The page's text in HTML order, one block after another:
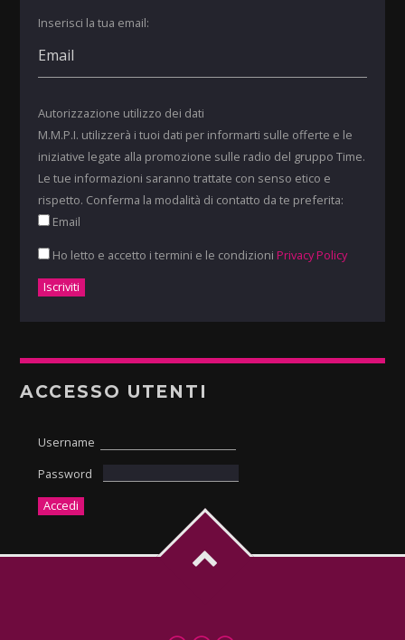
Inserisci la tua email:
Autorizzazione utilizzo dei dati
M.M.P.I. utilizzerà i tuoi dati per informarti sulle offerte e le
iniziative legate alla promozione sulle radio del gruppo Time.
Le tue informazioni saranno trattate con senso etico e
rispetto. Conferma la modalità di contatto da te preferita:
Email
Ho letto e accetto i termini e le condizioni Privacy Policy
ACCESSO UTENTI
Username
Password